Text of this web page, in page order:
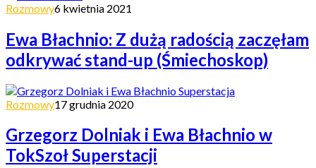
Rozmowy6 kwietnia 2021
Ewa Błachnio: Z dużą radością zaczęłam
odkrywać stand-up (Śmiechoskop)
Rozmowy17 grudnia 2020
Grzegorz Dolniak i Ewa Błachnio w
TokSzoł Superstacji